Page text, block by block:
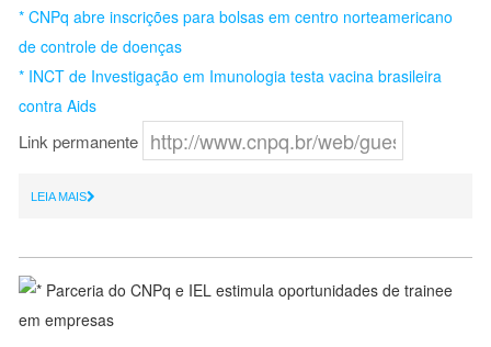
* CNPq abre inscrições para bolsas em centro norteamericano
de controle de doenças
* INCT de Investigação em Imunologia testa vacina brasileira
contra Aids
Link permanente
LEIA MAIS